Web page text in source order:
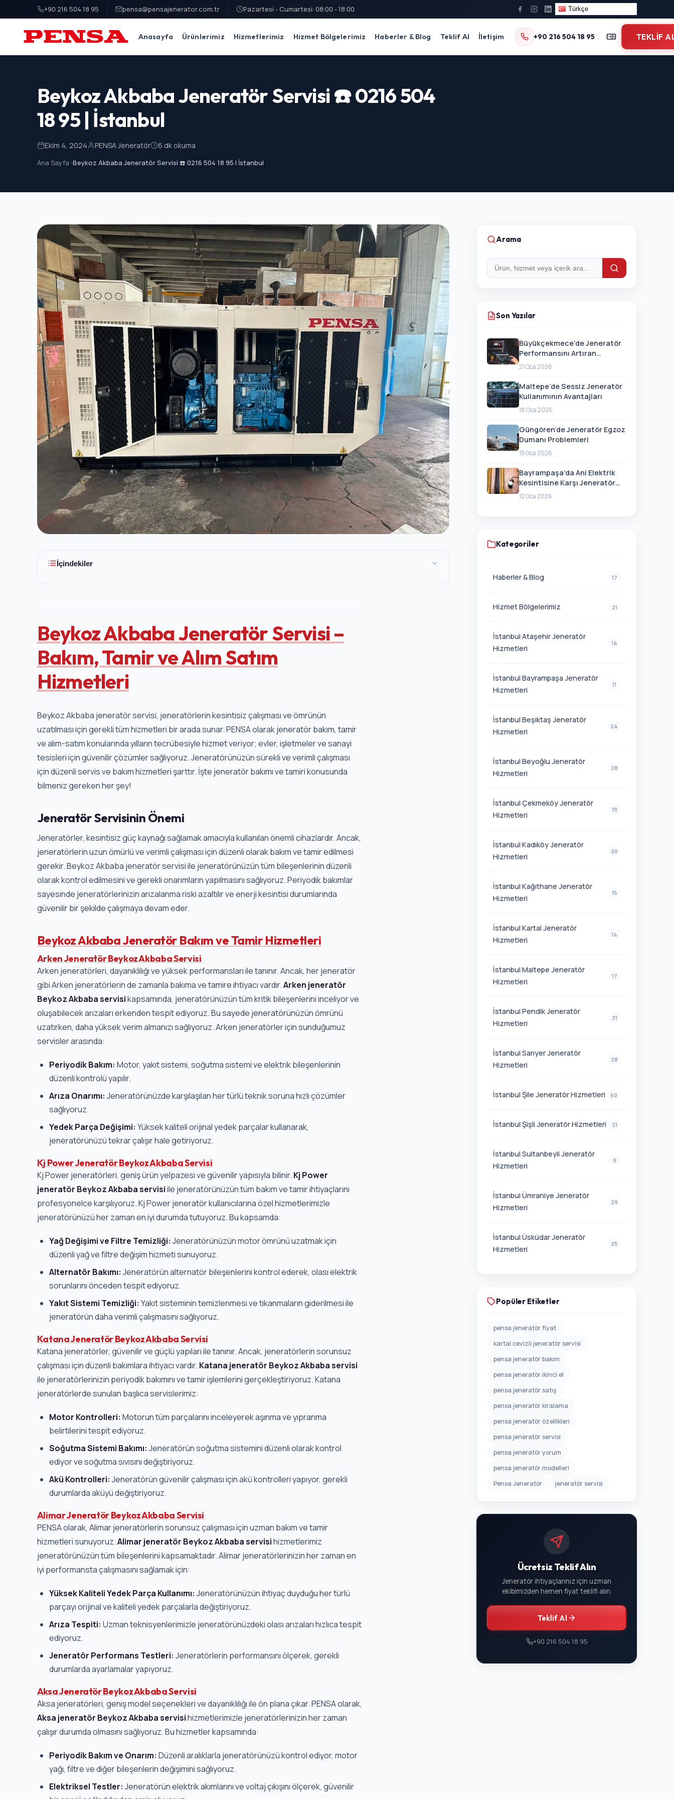
+90 216 504 18 95 pensa@pensajenerator.com.tr Pazartesi - Cumartesi: 08:00 - 18:00 Türkçe
PENSA Generator
Anasayfa Ürünlerimiz Hizmetlerimiz Hizmet Bölgelerimiz Haberler & Blog Teklif Al İletişim +90 216 504 18 95 TEKLIF
Beykoz Akbaba Jeneratör Servisi ☎️ 0216 504
18 95 | İstanbul
Ekim 4, 2024 PENSA Jeneratör 6 dk okuma
Ana Sayfa>Beykoz Akbaba Jeneratör Servisi ☎️ 0216 504 18 95 | İstanbul
İçindekiler
Beykoz Akbaba Jeneratör Servisi –
Bakım, Tamir ve Alım Satım
Hizmetleri
Beykoz Akbaba jeneratör servisi, jeneratörlerin kesintisiz çalışması ve ömrünün
uzatılması için gerekli tüm hizmetleri bir arada sunar. PENSA olarak jeneratör bakım, tamir
ve alım-satım konularında yılların tecrübesiyle hizmet veriyor; evler, işletmeler ve sanayi
tesisleri için güvenilir çözümler sağlıyoruz. Jeneratörünüzün sürekli ve verimli çalışması
için düzenli servis ve bakım hizmetleri şarttır. İşte jeneratör bakımı ve tamiri konusunda
bilmeniz gereken her şey!
Jeneratör Servisinin Önemi
Jeneratörler, kesintisiz güç kaynağı sağlamak amacıyla kullanılan önemli cihazlardır. Ancak,
jeneratörlerin uzun ömürlü ve verimli çalışması için düzenli olarak bakım ve tamir edilmesi
gerekir. Beykoz Akbaba jeneratör servisi ile jeneratörünüzün tüm bileşenlerinin düzenli
olarak kontrol edilmesini ve gerekli onarımların yapılmasını sağlıyoruz. Periyodik bakımlar
sayesinde jeneratörlerinizin arızalanma riski azaltılır ve enerji kesintisi durumlarında
güvenilir bir şekilde çalışmaya devam eder.
Beykoz Akbaba Jeneratör Bakım ve Tamir Hizmetleri
Arken Jeneratör Beykoz Akbaba Servisi
Arken jeneratörleri, dayanıklılığı ve yüksek performansları ile tanınır. Ancak, her jeneratör
gibi Arken jeneratörlerin de zamanla bakıma ve tamire ihtiyacı vardır.Arken jeneratör
Beykoz Akbaba servisikapsamında, jeneratörünüzün tüm kritik bileşenlerini inceliyor ve
oluşabilecek arızaları erkenden tespit ediyoruz. Bu sayede jeneratörünüzün ömrünü
uzatırken, daha yüksek verim almanızı sağlıyoruz. Arken jeneratörler için sunduğumuz
servisler arasında:
Periyodik Bakım: Motor, yakıt sistemi, soğutma sistemi ve elektrik bileşenlerinin
düzenli kontrolü yapılır.
Arıza Onarımı: Jeneratörünüzde karşılaşılan her türlü teknik soruna hızlı çözümler
sağlıyoruz.
Yedek Parça Değişimi: Yüksek kaliteli orijinal yedek parçalar kullanarak,
jeneratörünüzü tekrar çalışır hale getiriyoruz.
Kj Power Jeneratör Beykoz Akbaba Servisi
Kj Power jeneratörleri, geniş ürün yelpazesi ve güvenilir yapısıyla bilinir. Kj Power
jeneratör Beykoz Akbaba servisiile jeneratörünüzün tüm bakım ve tamir ihtiyaçlarını
profesyonelce karşılıyoruz. Kj Power jeneratör kullanıcılarına özel hizmetlerimizle
jeneratörünüzü her zaman en iyi durumda tutuyoruz. Bu kapsamda:
Yağ Değişimi ve Filtre Temizliği: Jeneratörünüzün motor ömrünü uzatmak için
düzenli yağ ve filtre değişim hizmeti sunuyoruz.
Alternatör Bakımı: Jeneratörün alternatör bileşenlerini kontrol ederek, olası elektrik
sorunlarını önceden tespit ediyoruz.
Yakıt Sistemi Temizliği: Yakıt sisteminin temizlenmesi ve tıkanmaların giderilmesi ile
jeneratörün daha verimli çalışmasını sağlıyoruz.
Katana Jeneratör Beykoz Akbaba Servisi
Katana jeneratörler, güvenilir ve güçlü yapıları ile tanınır. Ancak, jeneratörlerin sorunsuz
çalışması için düzenli bakımlara ihtiyacı vardır. Katana jeneratör Beykoz Akbaba servisi
ile jeneratörlerinizin periyodik bakımını ve tamir işlemlerini gerçekleştiriyoruz. Katana
jeneratörlerde sunulan başlıca servislerimiz:
Motor Kontrolleri: Motorun tüm parçalarını inceleyerek aşınma ve yıpranma
belirtilerini tespit ediyoruz.
Soğutma Sistemi Bakımı: Jeneratörün soğutma sistemini düzenli olarak kontrol
ediyor ve soğutma sıvısını değiştiriyoruz.
Akü Kontrolleri: Jeneratörün güvenilir çalışması için akü kontrolleri yapıyor, gerekli
durumlarda aküyü değiştiriyoruz.
Alimar Jeneratör Beykoz Akbaba Servisi
PENSA olarak, Alimar jeneratörlerin sorunsuz çalışması için uzman bakım ve tamir
hizmetleri sunuyoruz.Alimar jeneratör Beykoz Akbaba servisihizmetlerimiz
jeneratörünüzün tüm bileşenlerini kapsamaktadır. Alimar jeneratörlerinizin her zaman en
iyi performansta çalışmasını sağlamak için:
Yüksek Kaliteli Yedek Parça Kullanımı: Jeneratörünüzün ihtiyaç duyduğu her türlü
parçayı orijinal ve kaliteli yedek parçalarla değiştiriyoruz.
Arıza Tespiti: Uzman teknisyenlerimizle jeneratörünüzdeki olası arızaları hızlıca tespit
ediyoruz.
Jeneratör Performans Testleri: Jeneratörlerin performansını ölçerek, gerekli
durumlarda ayarlamalar yapıyoruz.
Aksa Jeneratör Beykoz Akbaba Servisi
Aksa jeneratörleri, geniş model seçenekleri ve dayanıklılığı ile ön plana çıkar. PENSA olarak,
Aksa jeneratör Beykoz Akbaba servisihizmetlerimizle jeneratörlerinizin her zaman
çalışır durumda olmasını sağlıyoruz. Bu hizmetler kapsamında:
Periyodik Bakım ve Onarım: Düzenli aralıklarla jeneratörünüzü kontrol ediyor, motor
yağı, filtre ve diğer bileşenlerin değişimini sağlıyoruz.
Elektriksel Testler: Jeneratörün elektrik akımlarını ve voltaj çıkışını ölçerek, güvenilir
Arama
Arama:
Son Yazılar
Büyükçekmece’de Jeneratör
Performansını Artıran
Güncellemeler
21 Oca 2026
Maltepe’de Sessiz Jeneratör
Kullanımının Avantajları
18 Oca 2026
Güngören’de Jeneratör Egzoz
Dumanı Problemleri
15 Oca 2026
Bayrampaşa’da Ani Elektrik
Kesintisine Karşı Jeneratör
Hazırlığı
12 Oca 2026
Kategoriler
Haberler & Blog 17
Hizmet Bölgelerimiz 21
İstanbul Ataşehir Jeneratör
Hizmetleri
14
İstanbul Bayrampaşa Jeneratör
Hizmetleri
11
İstanbul Beşiktaş Jeneratör
Hizmetleri
24
İstanbul Beyoğlu Jeneratör
Hizmetleri
28
İstanbul Çekmeköy Jeneratör
Hizmetleri
19
İstanbul Kadıköy Jeneratör
Hizmetleri
20
İstanbul Kağıthane Jeneratör
Hizmetleri
15
İstanbul Kartal Jeneratör
Hizmetleri
14
İstanbul Maltepe Jeneratör
Hizmetleri
17
İstanbul Pendik Jeneratör
Hizmetleri
31
İstanbul Sarıyer Jeneratör
Hizmetleri
28
İstanbul Şile Jeneratör Hizmetleri 60
İstanbul Şişli Jeneratör Hizmetleri 21
İstanbul Sultanbeyli Jeneratör
Hizmetleri
9
İstanbul Ümraniye Jeneratör
Hizmetleri
29
İstanbul Üsküdar Jeneratör
Hizmetleri
25
Popüler Etiketler
pensa jeneratör fiyat
kartal cevizli jeneratör servisi
pensa jeneratör bakım
pensa jeneratör ikinci el
pensa jeneratör satış
pensa jeneratör kiralama
pensa jeneratör özellikleri
pensa jeneratör servisi
pensa jeneratör yorum
pensa jeneratör modelleri
Pensa Jeneratör
jeneratör servisi
Ücretsiz Teklif Alın
Jeneratör ihtiyaçlarınız için uzman
ekibimizden hemen fiyat teklifi alın.
Teklif Al
+90 216 504 18 95